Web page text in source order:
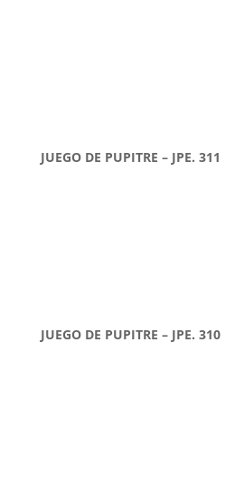
JUEGO DE PUPITRE – JPE. 311
JUEGO DE PUPITRE – JPE. 310